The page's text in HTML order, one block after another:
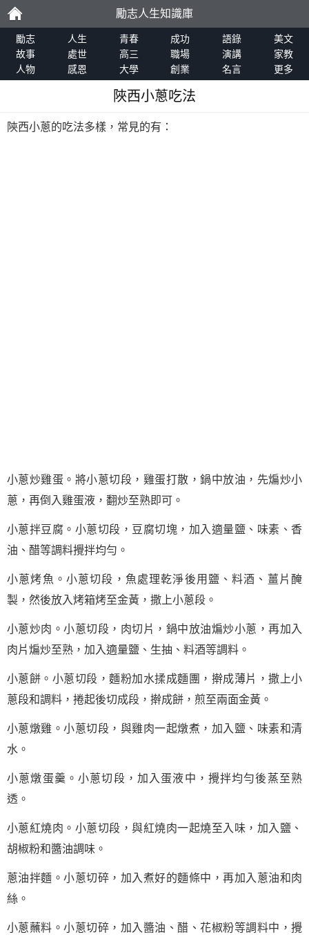
勵
志
勵志人生知識庫
勵志 人生 青春 成功 語錄
美文
故事
處世 高三 職場 演講
家教
人物
感恩 大學 創業 名言 更多
陜西小蔥吃法
陝西小蔥的吃法多樣，常見的有：
小蔥炒雞蛋。將小蔥切段，雞蛋打散，鍋中放油，先煸炒小
蔥，再倒入雞蛋液，翻炒至熟即可。
小蔥拌豆腐。小蔥切段，豆腐切塊，加入適量鹽、味素、香
油、醋等調料攪拌均勻。
小蔥烤魚。小蔥切段，魚處理乾淨後用鹽、料酒、薑片醃
製，然後放入烤箱烤至金黃，撒上小蔥段。
小蔥炒肉。小蔥切段，肉切片，鍋中放油煸炒小蔥，再加入
肉片煸炒至熟，加入適量鹽、生抽、料酒等調料。
小蔥餅。小蔥切段，麵粉加水揉成麵團，擀成薄片，撒上小
蔥段和調料，捲起後切成段，擀成餅，煎至兩面金黃。
小蔥燉雞。小蔥切段，與雞肉一起燉煮，加入鹽、味素和清
水。
小蔥燉蛋羹。小蔥切段，加入蛋液中，攪拌均勻後蒸至熟
透。
小蔥紅燒肉。小蔥切段，與紅燒肉一起燒至入味，加入鹽、
胡椒粉和醬油調味。
蔥油拌麵。小蔥切碎，加入煮好的麵條中，再加入蔥油和肉
絲。
小蔥蘸料。小蔥切碎，加入醬油、醋、花椒粉等調料中，攪